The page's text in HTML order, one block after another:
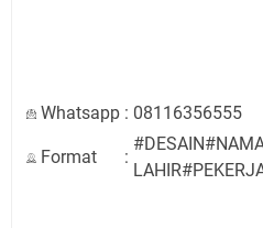
Whatsapp : 08116356555
Format :